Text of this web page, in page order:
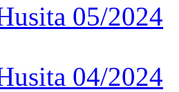
05/2024
04/2024